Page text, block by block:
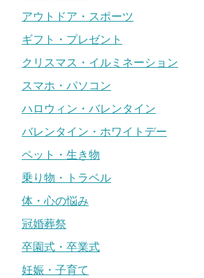
アウトドア・スポーツ
ギフト・プレゼント
クリスマス・イルミネーション
スマホ・パソコン
ハロウィン・バレンタイン
バレンタイン・ホワイトデー
ペット・生き物
乗り物・トラベル
体・心の悩み
冠婚葬祭
卒園式・卒業式
妊娠・子育て